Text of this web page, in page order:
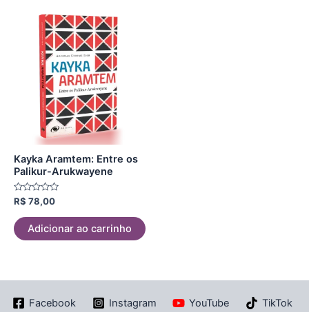
Kayka Aramtem: Entre os
Palikur-Arukwayene
Avaliação
de
5
R$ 78,00
Adicionar ao carrinho
Facebook Instagram YouTube
TikTok